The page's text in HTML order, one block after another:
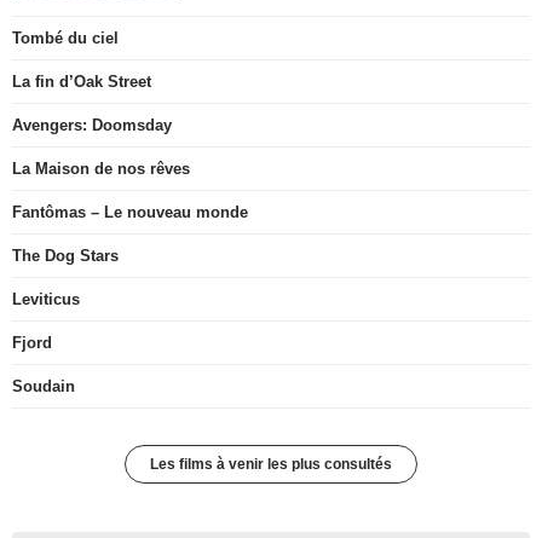
Tombé du ciel
La fin d’Oak Street
Avengers: Doomsday
La Maison de nos rêves
Fantômas – Le nouveau monde
The Dog Stars
Leviticus
Fjord
Soudain
Les films à venir les plus consultés